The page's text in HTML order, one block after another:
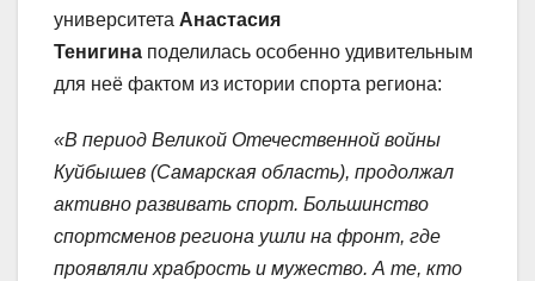
университета Анастасия
Тенигина поделилась особенно удивительным
для неё фактом из истории спорта региона:
«В период Великой Отечественной войны
Куйбышев (Самарская область), продолжал
активно развивать спорт. Большинство
спортсменов региона ушли на фронт, где
проявляли храбрость и мужество. А те, кто